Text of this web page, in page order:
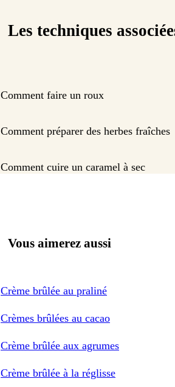
Les techniques
Comment faire un roux
Comment préparer des herbes fraîches
Comment cuire un caramel à sec
Vous aimerez aussi
Crème brûlée au praliné
Crèmes brûlées au cacao
Crème brûlée aux agrumes
Crème brûlée à la réglisse